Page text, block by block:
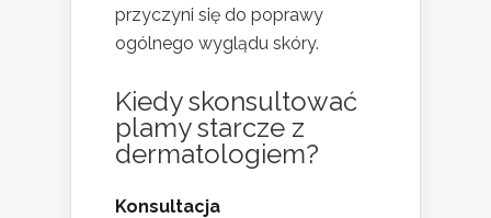
przyczyni się do poprawy
ogólnego wyglądu skóry.
Kiedy skonsultować
plamy starcze z
dermatologiem?
Konsultacja